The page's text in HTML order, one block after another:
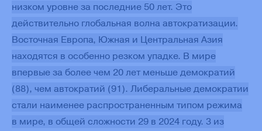
низком уровне за последние 50 лет. Это
действительно глобальная волна автократизации.
Восточная Европа, Южная и Центральная Азия
находятся в особенно резком упадке. В мире
впервые за более чем 20 лет меньше демократий
(88), чем автократий (91). Либеральные демократии
стали наименее распространенным типом режима
в мире, в общей сложности 29 в 2024 году. 3 из